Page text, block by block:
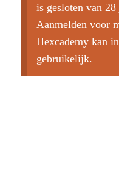
is gesloten van
Aanmelden voor
Hexcademy kan
gebruikelijk.